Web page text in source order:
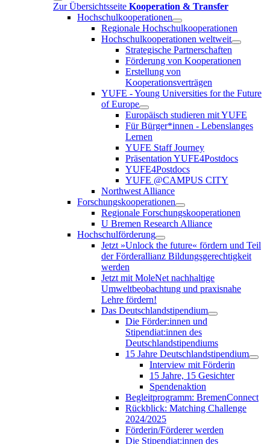
Zur Übersichtsseite Kooperation & Transfer
Hochschulkooperationen
Regionale Hochschulkooperationen
Hochschulkooperationen weltweit
Strategische Partnerschaften
Förderung von Kooperationen
Erstellung von
Kooperationsverträgen
YUFE - Young Universities for the Future
of Europe
Europäisch studieren mit YUFE
Für Bürger*innen - Lebenslanges
Lernen
YUFE Staff Journey
Präsentation YUFE4Postdocs
YUFE4Postdocs
YUFE @CAMPUS CITY
Northwest Alliance
Forschungskooperationen
Regionale Forschungskooperationen
U Bremen Research Alliance
Hochschulförderung
Jetzt »Unlock the future« fördern und Teil
der Förderallianz Bildungsgerechtigkeit
werden
Jetzt mit MoleNet nachhaltige
Umweltbeobachtung und praxisnahe
Lehre fördern!
Das Deutschlandstipendium
Die Förder:innen und
Stipendiat:innen des
Deutschlandstipendiums
15 Jahre Deutschlandstipendium
Interview mit Förderin
15 Jahre, 15 Gesichter
Spendenaktion
Begleitprogramm: BremenConnect
Rückblick: Matching Challenge
2024/2025
Förderin/Förderer werden
Die Stipendiat:innen des